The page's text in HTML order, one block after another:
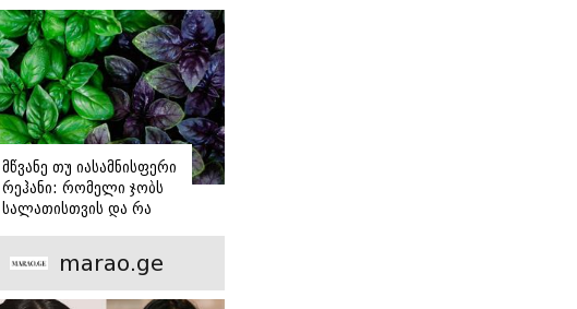
მწვანე თუ იასამნისფერი
რეჰანი: რომელი ჯობს
სალათისთვის და რა
marao.ge